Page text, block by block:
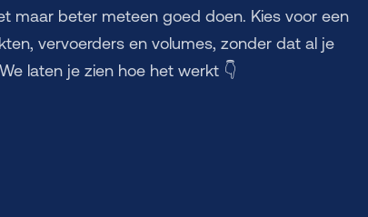
maar beter meteen goed doen. Kies voor een
vervoerders en volumes, zonder dat al je
laten je zien hoe het werkt 👇